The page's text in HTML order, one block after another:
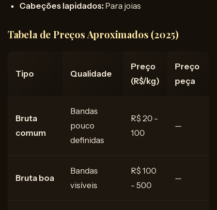
Cabeções lapidados: Para joias
Tabela de Preços Aproximados (2025)
Tipo Qualidade
Preço
(R$/kg)
Preço
peça
Bruta
comum
Bandas
pouco
definidas
R$ 20 -
100
—
Bruta boa
Bandas
visíveis
R$ 100
- 500
—